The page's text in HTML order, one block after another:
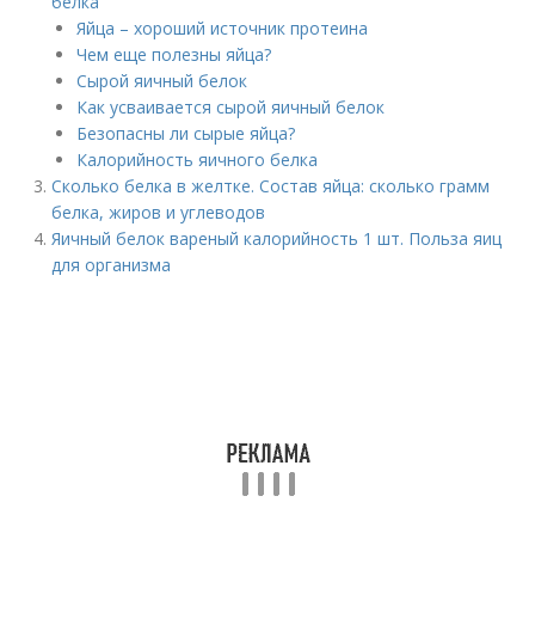
Яйца – хороший источник протеина
Чем еще полезны яйца?
Сырой яичный белок
Как усваивается сырой яичный белок
Безопасны ли сырые яйца?
Калорийность яичного белка
Сколько белка в желтке. Состав яйца: сколько грамм
белка, жиров и углеводов
Яичный белок вареный калорийность 1 шт. Польза яиц
для организма